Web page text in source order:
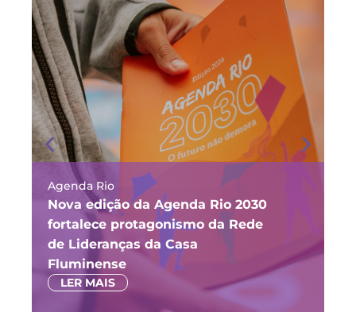
Agenda Rio
Nova edição da Agenda Rio 2030
fortalece protagonismo da Rede
de Lideranças da Casa
Fluminense
LER MAIS